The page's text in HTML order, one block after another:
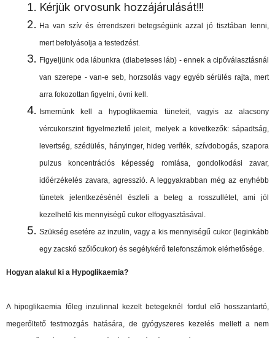
Kérjük orvosunk hozzájárulását!!!
Ha van szív és érrendszeri betegségünk azzal jó tisztában lenni,
mert befolyásolja a testedzést.
Figyeljünk oda lábunkra (diabeteses láb) - ennek a cipőválasztásnál
van szerepe - van-e seb, horzsolás vagy egyéb sérülés rajta, mert
arra fokozottan figyelni, óvni kell.
Ismernünk kell a hypoglikaemia tüneteit, vagyis az alacsony
vércukorszint figyelmeztető jeleit, melyek a következők:sápadtság,
levertség, szédülés, hányinger, hideg veríték, szívdobogás, szapora
pulzus koncentrációs képesség romlása, gondolkodási zavar,
időérzékelés zavara, agresszió. A leggyakrabban még az enyhébb
tünetek jelentkezésénél észleli a beteg a rosszullétet, ami jól
kezelhető kis mennyiségű cukor elfogyasztásával.
Szükség esetére az inzulin, vagy a kis mennyiségű cukor (leginkább
egy zacskó szőlőcukor) és segélykérő telefonszámok elérhetősége.
Hogyan alakul ki a Hypoglikaemia?
A hipoglikaemia főleg inzulinnal kezelt betegeknél fordul elő hosszantartó,
megerőltető testmozgás hatására, de gyógyszeres kezelés mellett a nem